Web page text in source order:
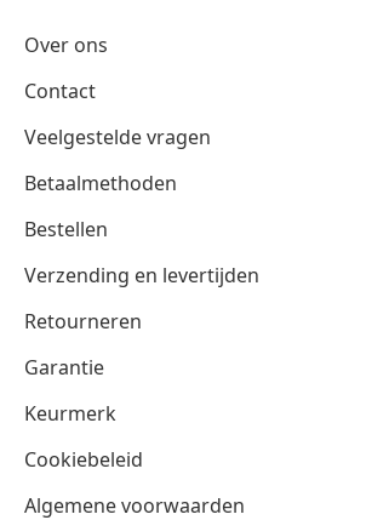
Over ons
Contact
Veelgestelde vragen
Betaalmethoden
Bestellen
Verzending en levertijden
Retourneren
Garantie
Keurmerk
Cookiebeleid
Algemene voorwaarden